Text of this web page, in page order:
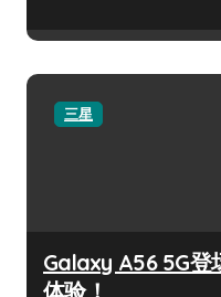
三星
Galaxy A56 5G登
体验！